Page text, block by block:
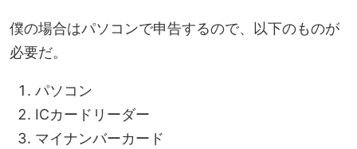
僕の場合はパソコンで申告するので、以下のものが
必要だ。
パソコン
ICカードリーダー
マイナンバーカード